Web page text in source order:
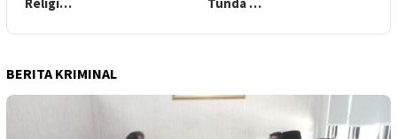
BERITA KRIMINAL